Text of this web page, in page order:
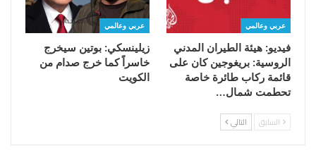
عربي وعالمي
فيديو: هيئة الطيران المدني
الروسية: بريغوجين كان على
قائمة ركاب طائرة خاصة
تحطمت شمال…
عربي وعالمي
زيلينسكي: بوتين سيخرج
خاسراً كما خرج صدام من
الكويت
السابق التالي